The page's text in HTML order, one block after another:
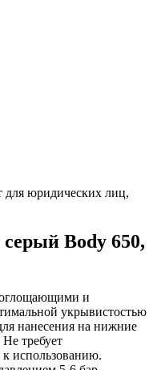
для юридических лиц,
Body 650,
и
укрывистостью
нанесения на нижние
требует
к использованию.